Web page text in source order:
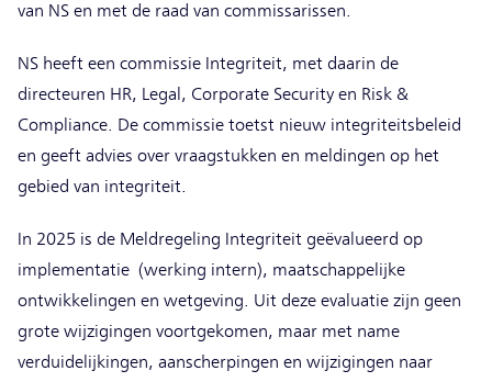
van NS en met de raad van commissarissen.
NS heeft een commissie Integriteit, met daarin de
directeuren HR, Legal, Corporate Security en Risk &
Compliance. De commissie toetst nieuw integriteitsbeleid
en geeft advies over vraagstukken en meldingen op het
gebied van integriteit.
In 2025 is de Meldregeling Integriteit geëvalueerd op
implementatie (werking intern), maatschappelijke
ontwikkelingen en wetgeving. Uit deze evaluatie zijn geen
grote wijzigingen voortgekomen, maar met name
verduidelijkingen, aanscherpingen en wijzigingen naar